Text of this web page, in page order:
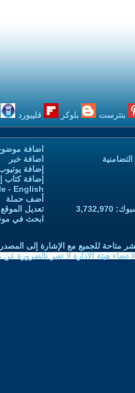
بنترست بلوكر فليبورد
اضافة
اضافة خبر
إضافة
إضافة كتاب
- English
أضف حملة
تعديل
ابحث في
متاحة للجميع مع الإشارة إلى المصدر
هيئة الادارة لا تعبر بالضرورة عن